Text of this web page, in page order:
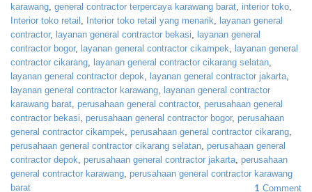
karawang general contractor terpercaya karawang barat interior toko
Interior toko retail
Interior toko retail yang menarik
layanan general
contractor, layanan general contractor bekasi
layanan general
contractor bogor, layanan general contractor cikampek
layanan general
contractor cikarang
layanan general contractor cikarang selatan
layanan general contractor depok
layanan general contractor jakarta
layanan general contractor karawang
layanan general contractor
karawang barat perusahaan general contractor, perusahaan general
contractor bekasi perusahaan general contractor bogor, perusahaan
general contractor cikampek perusahaan general contractor cikarang
perusahaan general contractor cikarang selatan perusahaan general
contractor depok perusahaan general contractor jakarta perusahaan
general contractor karawang perusahaan general contractor karawang
barat
1 Comment